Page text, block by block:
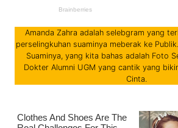
Amanda Zahra adalah selebgram yang
perselingkuhan suaminya meberak ke
Suaminya, yang kita bahas adalah Foto
Dokter Alumni UGM yang cantik yang
Cinta.